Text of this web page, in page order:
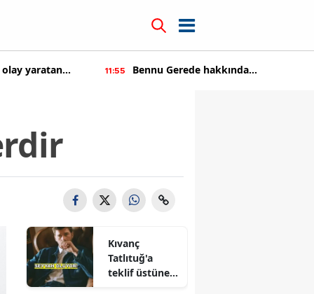
yaratan 11:55
Bennu Gerede hakkında
Kıvanç
Tatlıtuğ'a
teklif üstüne